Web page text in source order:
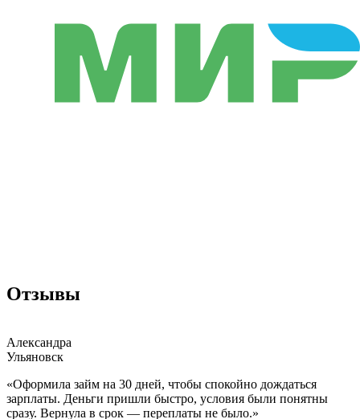
Отзывы
Александра
Ульяновск
«Оформила займ на 30 дней, чтобы спокойно дождаться
зарплаты. Деньги пришли быстро, условия были понятны
сразу. Вернула в срок — переплаты не было.»